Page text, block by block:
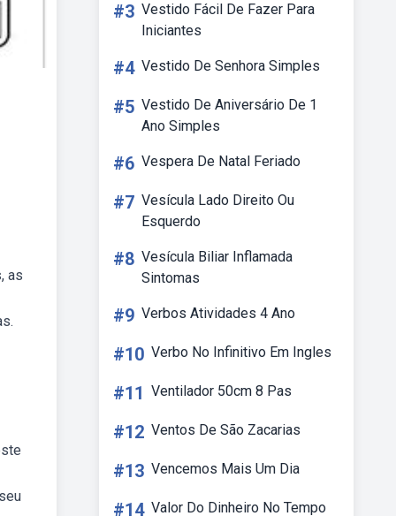
as
#3 Vestido Fácil De Fazer Para
Iniciantes
#4 Vestido De Senhora Simples
#5 Vestido De Aniversário De 1
Ano Simples
#6 Vespera De Natal Feriado
#7 Vesícula Lado Direito Ou
Esquerdo
#8 Vesícula Biliar Inflamada
Sintomas
#9 Verbos Atividades 4 Ano
#10 Verbo No Infinitivo Em Ingles
#11 Ventilador 50cm 8 Pas
#12 Ventos De São Zacarias
#13 Vencemos Mais Um Dia
#14 Valor Do Dinheiro No Tempo